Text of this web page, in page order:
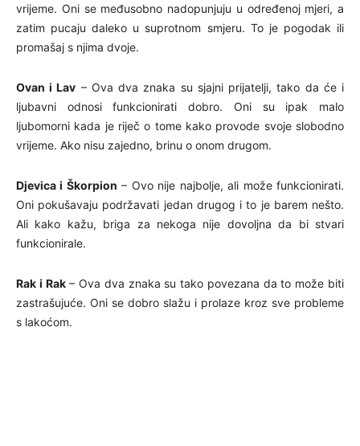
vrijeme. Oni se međusobno nadopunjuju u određenoj mjeri, a
zatim pucaju daleko u suprotnom smjeru. To je pogodak ili
promašaj s njima dvoje.
Ovan i Lav – Ova dva znaka su sjajni prijatelji, tako da će i
ljubavni odnosi funkcionirati dobro. Oni su ipak malo
ljubomorni kada je riječ o tome kako provode svoje slobodno
vrijeme. Ako nisu zajedno, brinu o onom drugom.
Djevica i Škorpion – Ovo nije najbolje, ali može funkcionirati.
Oni pokušavaju podržavati jedan drugog i to je barem nešto.
Ali kako kažu, briga za nekoga nije dovoljna da bi stvari
funkcionirale.
Rak i Rak– Ova dva znaka su tako povezana da to može biti
zastrašujuće. Oni se dobro slažu i prolaze kroz sve probleme
s lakoćom.